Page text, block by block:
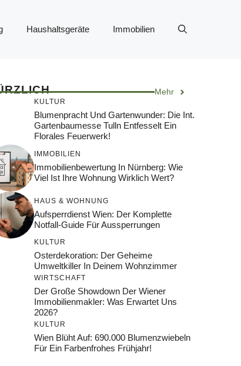
Haushaltsgeräte Immobilien
Mehr
KULTUR
Blumenpracht Und Gartenwunder: Die Int.
Gartenbaumesse Tulln Entfesselt Ein
Florales Feuerwerk!
IMMOBILIEN
Immobilienbewertung In Nürnberg: Wie
Viel Ist Ihre Wohnung Wirklich Wert?
HAUS & WOHNUNG
Aufsperrdienst Wien: Der Komplette
Notfall-Guide Für Aussperrungen
KULTUR
Osterdekoration: Der Geheime
Umweltkiller In Deinem Wohnzimmer
WIRTSCHAFT
Der Große Showdown Der Wiener
Immobilienmakler: Was Erwartet Uns
2026?
KULTUR
Wien Blüht Auf: 690.000 Blumenzwiebeln
Für Ein Farbenfrohes Frühjahr!